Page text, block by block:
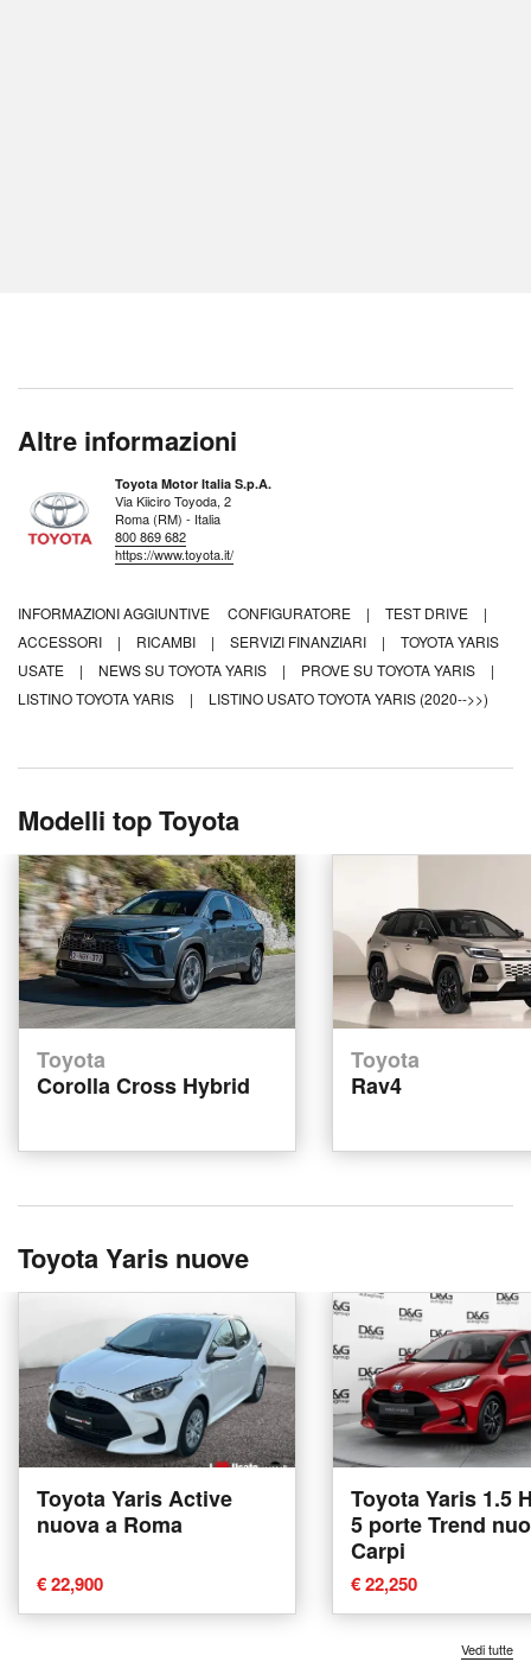
Altre informazioni
Toyota Motor Italia S.p.A.
Via Kiiciro Toyoda, 2
Roma (RM) - Italia
800 869 682
https://www.toyota.it/
INFORMAZIONI AGGIUNTIVE CONFIGURATORE | TEST DRIVE
|
ACCESSORI
| RICAMBI | SERVIZI FINANZIARI |
TOYOTA YARIS
USATE
| NEWS SU TOYOTA YARIS | PROVE SU TOYOTA YARIS
|
LISTINO TOYOTA YARIS
| LISTINO USATO TOYOTA YARIS (2020-->>)
Modelli top Toyota
Toyota
Corolla Cross Hybrid
Toyota
Rav4
Toyota Yaris nuove
Toyota Yaris Active
nuova a Roma
€ 22,900
Toyota Yaris 1.5
5 porte Trend
Carpi
€ 22,250
Vedi tutte